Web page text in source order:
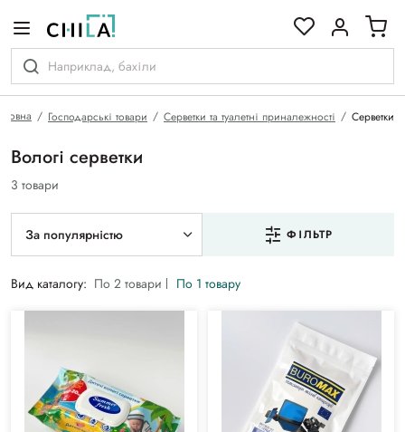
Господарські товари Серветки та туалетні приналежності Серветки
Вологі серветки
3 товари
За популярністю ФІЛЬТР
Вид каталогу: По 2 товари По 1 товару
гамі